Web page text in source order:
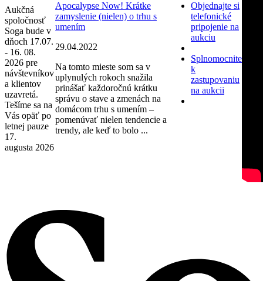
Aukčná
spoločnosť
Soga bude v
dňoch 17.07.
- 16. 08.
2026 pre
návštevníkov
a klientov
uzavretá.
Tešíme sa na
Vás opäť po
letnej pauze
17.
augusta 2026
Apocalypse Now! Krátke
zamyslenie (nielen) o trhu s
umením
29.04.2022
Na tomto mieste som sa v
uplynulých rokoch snažila
prinášať každoročnú krátku
správu o stave a zmenách na
domácom trhu s umením –
pomenúvať nielen tendencie a
trendy, ale keď to bolo ...
Objednajte si
telefonické
pripojenie na
aukciu
Splnomocnite
k
zastupovaniu
na aukcii